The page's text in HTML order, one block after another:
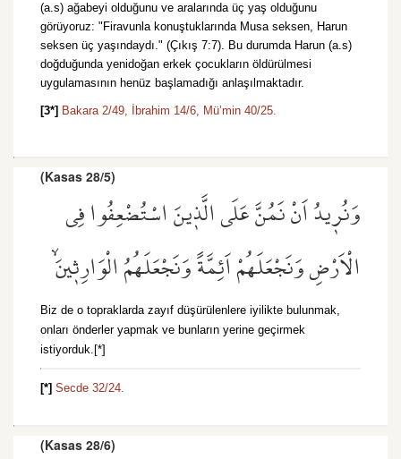
(a.s) ağabeyi olduğunu ve aralarında üç yaş olduğunu
görüyoruz: "Firavunla konuştuklarında Musa seksen, Harun
seksen üç yaşındaydı." (Çıkış 7:7). Bu durumda Harun (a.s)
doğduğunda yenidoğan erkek çocukların öldürülmesi
uygulamasının henüz başlamadığı anlaşılmaktadır.
[3*] Bakara 2/49, İbrahim 14/6, Mü’min 40/25.
(Kasas 28/5)
وَنُر۪يدُ اَنْ نَمُنَّ عَلَى الَّذ۪ينَ اسْتُضْعِفُوا فِي
الْاَرْضِ وَنَجْعَلَهُمْ اَئِمَّةً وَنَجْعَلَهُمُ الْوَارِث۪ينَۙ
Biz de o topraklarda zayıf düşürülenlere iyilikte bulunmak,
onları önderler yapmak ve bunların yerine geçirmek
istiyorduk.[*]
[*] Secde 32/24.
(Kasas 28/6)